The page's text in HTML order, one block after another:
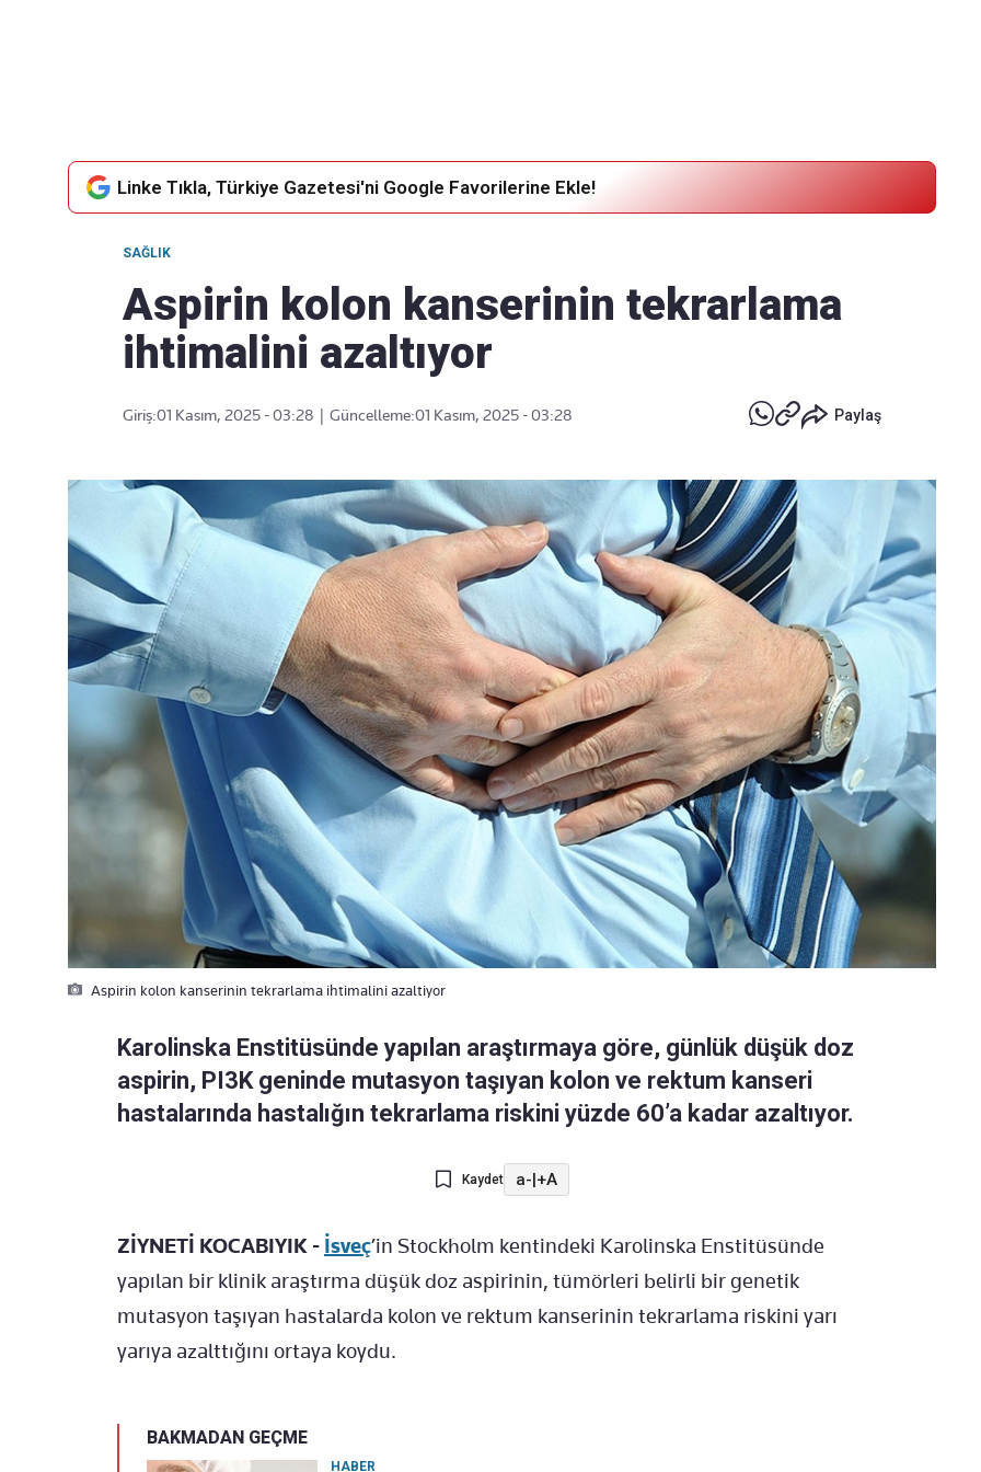
Linke Tıkla, Türkiye Gazetesi'ni Google Favorilerine Ekle!
SAĞLIK
Aspirin kolon kanserinin tekrarlama
ihtimalini azaltıyor
Giriş:01 Kasım, 2025 - 03:28 Güncelleme:01 Kasım, 2025 - 03:28 Paylaş
Aspirin kolon kanserinin tekrarlama ihtimalini azaltiyor
Karolinska Enstitüsünde yapılan araştırmaya göre, günlük düşük doz
aspirin, PI3K geninde mutasyon taşıyan kolon ve rektum kanseri
hastalarında hastalığın tekrarlama riskini yüzde 60’a kadar azaltıyor.
Kaydet a-|+A
ZİYNETİ KOCABIYIK - İsveç’in Stockholm kentindeki Karolinska Enstitüsünde
yapılan bir klinik araştırma düşük doz aspirinin, tümörleri belirli bir genetik
mutasyon taşıyan hastalarda kolon ve rektum kanserinin tekrarlama riskini yarı
yarıya azalttığını ortaya koydu.
BAKMADAN GEÇME
HABER